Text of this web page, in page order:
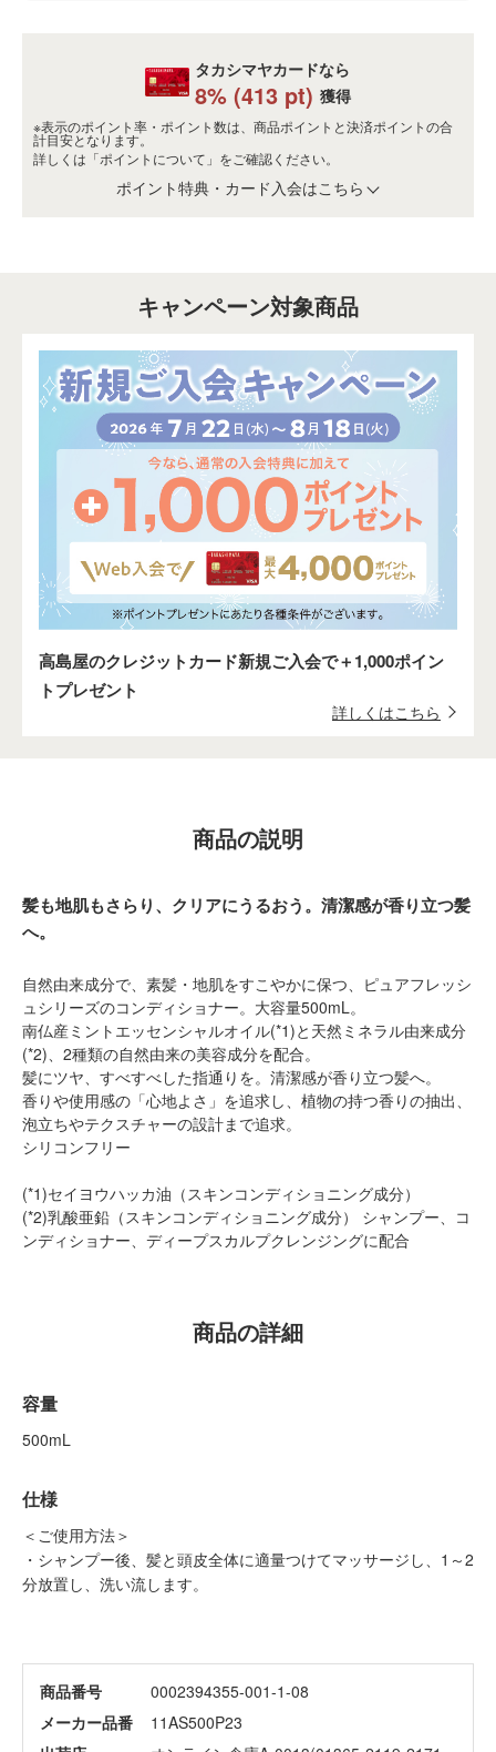
タカシマヤカードなら
8% (413pt) 獲得
※表示のポイント率・ポイント数は、商品ポイントと決済ポイントの合
計目安となります。
詳しくは 「ポイントについて」 をご確認ください。
ポイント特典・カード入会はこちら
キャンペーン対象商品
高島屋のクレジットカード新規ご入会で＋1,000ポイン
トプレゼント
詳しくはこちら
商品の説明
髪も地肌もさらり、クリアにうるおう。清潔感が香り立つ髪
へ。
自然由来成分で、素髪・地肌をすこやかに保つ、ピュアフレッシ
ュシリーズのコンディショナー。大容量500mL。
南仏産ミントエッセンシャルオイル(*1)と天然ミネラル由来成分
(*2)、2種類の自然由来の美容成分を配合。
髪にツヤ、すべすべした指通りを。清潔感が香り立つ髪へ。
香りや使用感の「心地よさ」を追求し、植物の持つ香りの抽出、
泡立ちやテクスチャーの設計まで追求。
シリコンフリー
(*1)セイヨウハッカ油（スキンコンディショニング成分）
(*2)乳酸亜鉛（スキンコンディショニング成分） シャンプー、コ
ンディショナー、ディープスカルプクレンジングに配合
商品の詳細
容量
500mL
仕様
＜ご使用方法＞
・シャンプー後、髪と頭皮全体に適量つけてマッサージし、1～2
分放置し、洗い流します。
商品番号
0002394355-001-1-08
メーカー品番
11AS500P23